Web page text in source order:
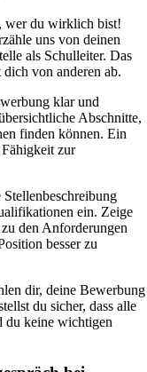
wer du wirklich bist!
uns von deinen
als Schulleiter. Das
von anderen ab.
klar und
Abschnitte,
finden können. Ein
zur
Stellenbeschreibung
ein. Zeige
den Anforderungen
besser zu
dir, deine Bewerbung
du sicher, dass alle
du keine wichtigen